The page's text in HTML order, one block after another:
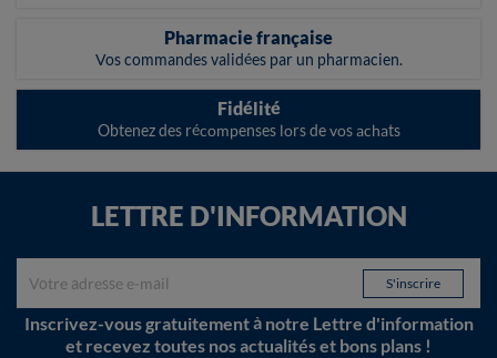
Pharmacie française
Vos commandes validées par un pharmacien.
Fidélité
Obtenez des récompenses lors de vos achats
LETTRE D'INFORMATION
Inscrivez-vous gratuitement à notre Lettre d'information
et recevez toutes nos actualités et bons plans !